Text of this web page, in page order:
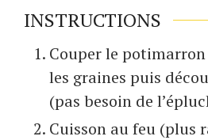
INSTRUCTIONS
Couper le
les graines puis
(pas besoin de
Cuisson au feu (plus